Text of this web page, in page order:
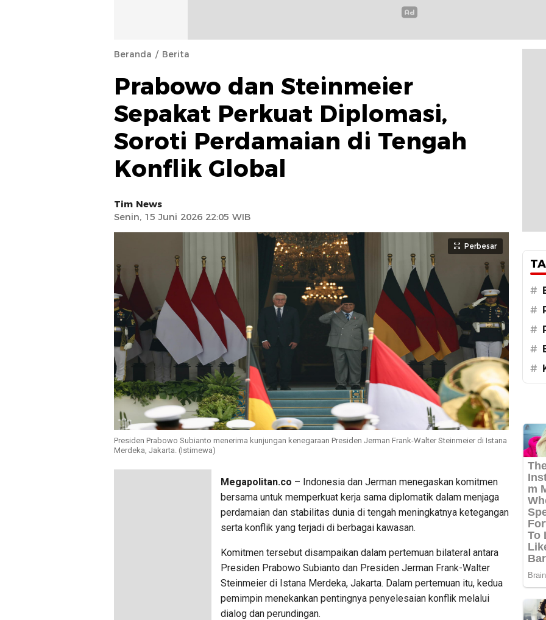
Beranda Berita
Prabowo dan Steinmeier
Sepakat Perkuat Diplomasi,
Soroti Perdamaian di Tengah
Konflik Global
Tim News
Senin, 15 Juni 2026 22:05 WIB
Perbesar
Presiden Prabowo Subianto menerima kunjungan kenegaraan Presiden Jerman Frank-Walter Steinmeier di Istana
Merdeka, Jakarta. (Istimewa)
Megapolitan.co – Indonesia dan Jerman menegaskan komitmen
bersama untuk memperkuat kerja sama diplomatik dalam menjaga
perdamaian dan stabilitas dunia di tengah meningkatnya ketegangan
serta konflik yang terjadi di berbagai kawasan.
Komitmen tersebut disampaikan dalam pertemuan bilateral antara
Presiden Prabowo Subianto dan Presiden Jerman Frank-Walter
Steinmeier di Istana Merdeka, Jakarta. Dalam pertemuan itu, kedua
pemimpin menekankan pentingnya penyelesaian konflik melalui
dialog dan perundingan.
#
#
#
#
#